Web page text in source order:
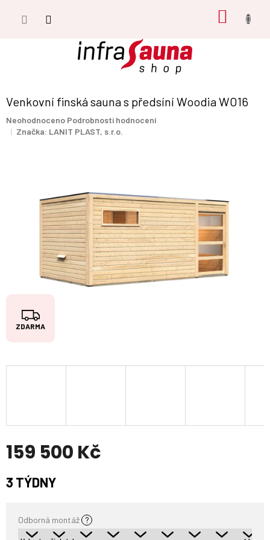
Venkovní finská sauna s předsíní Woodia WO16
Průměrné
hodnocení
hvězdiček.
Neohodnoceno Podrobnosti hodnocení
Značka: LANIT PLAST, s.r.o.
Z
D
R
ZDARMA
159 500 Kč
Měrná
cena:
3 TÝDNY
Odborná montáž ?